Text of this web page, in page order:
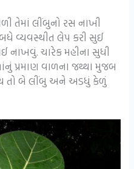
તેમાં લીંબુનો રસ નાખી
બધે વ્યવસ્થીત લેપ કરી સુઈ
નાખવું. ચારેક મહીના સુધી
પ્રમાણ વાળના જથ્થા મુજબ
તો બે લીંબુ અને અડધું કેળું